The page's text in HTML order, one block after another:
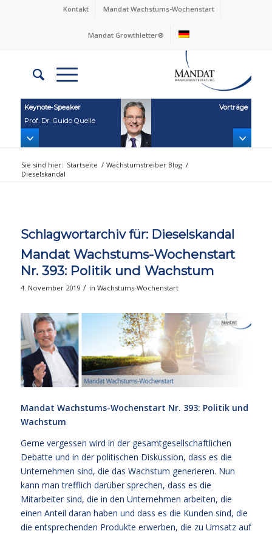
Kontakt Mandat Wachstums-Wochenstart
Mandat Growthletter®
Keynote‑Speaker
Prof. Dr. Guido Quelle
Vorträge
Sie sind hier: Startseite / Wachstumstreiber Blog /
Dieselskandal
Schlagwortarchiv für: Dieselskandal
Mandat Wachstums-Wochenstart
Nr. 393: Politik und Wachstum
4. November 2019 / in Wachstums-Wochenstart
Mandat Wachstums-Wochenstart Nr. 393: Politik und
Wachstum
Gerne vergessen wird in der gesamtgesellschaftlichen
Debatte und in der politischen Diskussion, dass es die
Unternehmen sind, die das Wachstum generieren. Nun
kann man trefflich darüber sprechen, dass es die
Mitarbeiter sind, die in den Unternehmen arbeiten, die
einen Anteil daran haben und dass es die Kunden sind, die
die entsprechenden Produkte erwerben, die zu Umsatz auf